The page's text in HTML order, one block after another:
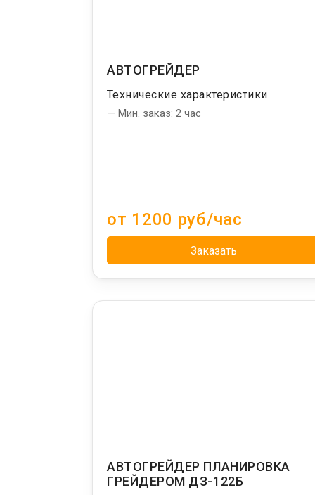
АВТОГРЕЙДЕР
Технические характеристики
— Мин. заказ: 2 час
от 1200 руб/час
Заказать
АВТОГРЕЙДЕР ПЛАНИРОВКА
ГРЕЙДЕРОМ ДЗ-122Б